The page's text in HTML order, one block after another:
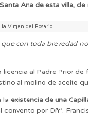
Ana de esta villa,
Virgen del Rosario
con toda brevedad
licencia al Padre Prior
al molino de aceite
la existencia de una
convento por Dñª.